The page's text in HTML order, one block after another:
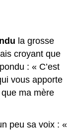
la grosse
croyant que
: « C’est
vous apporte
ma mère
peu sa voix : «